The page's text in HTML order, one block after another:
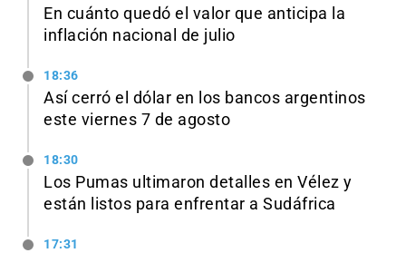
En cuánto quedó el valor que anticipa la
inflación nacional de julio
18:36
Así cerró el dólar en los bancos argentinos
este viernes 7 de agosto
18:30
Los Pumas ultimaron detalles en Vélez y
están listos para enfrentar a Sudáfrica
17:31